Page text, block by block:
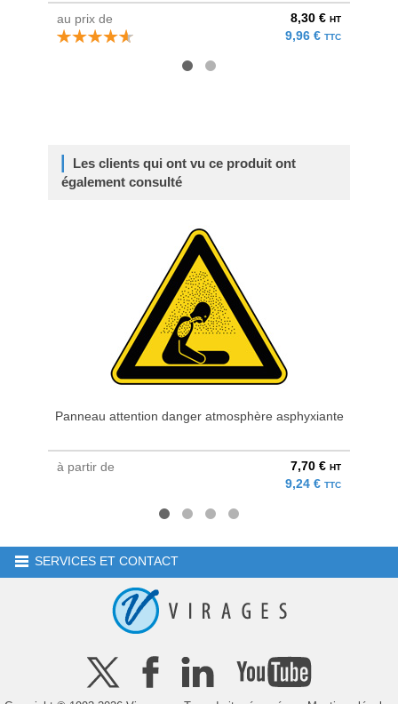
au prix de 8,30 € HT
9,96 € TTC
Les clients qui ont vu ce produit ont
également consulté
Panneau attention danger atmosphère asphyxiante
à partir de 7,70 € HT
9,24 € TTC
SERVICES ET CONTACT